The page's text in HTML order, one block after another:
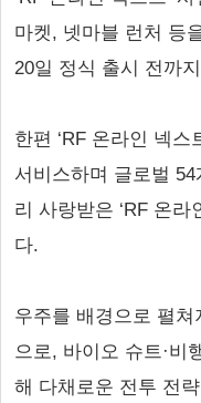
마켓, 넷마블 런처 등
20일 정식 출시 전까
한편 ‘RF 온라인 넥스
서비스하며 글로벌
리 사랑받은 ‘RF 온라
다.
우주를 배경으로 펼
으로, 바이오 슈트·비
해 다채로운 전투 전